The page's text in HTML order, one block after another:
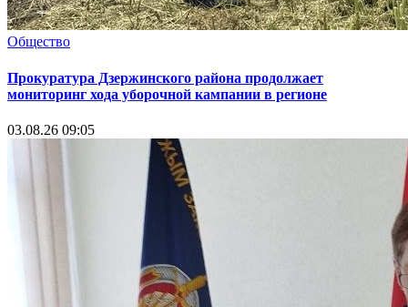
Общество
Прокуратура Дзержинского района продолжает
мониторинг хода уборочной кампании в регионе
03.08.26 09:05